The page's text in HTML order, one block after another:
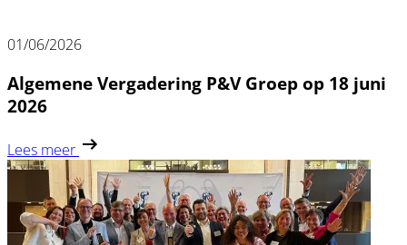
01/06/2026
Algemene Vergadering P&V Groep op 18 juni
2026
Lees meer